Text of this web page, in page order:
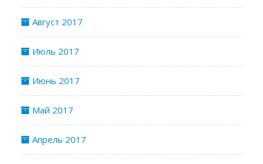
Август 2017
Июль 2017
Июнь 2017
Май 2017
Апрель 2017